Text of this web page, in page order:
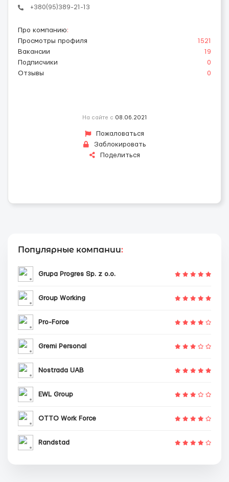
+380(95)389-21-13
Про компанию:
Просмотры профиля
1521
Вакансии
19
Подписчики
0
Отзывы
0
На сайте с 08.06.2021
Пожаловаться
Заблокировать
Поделиться
Популярные компании:
Grupa Progres Sp. z o.o.
Group Working
Pro-Force
Gremi Personal
Nostrada UAB
EWL Group
OTTO Work Force
Randstad